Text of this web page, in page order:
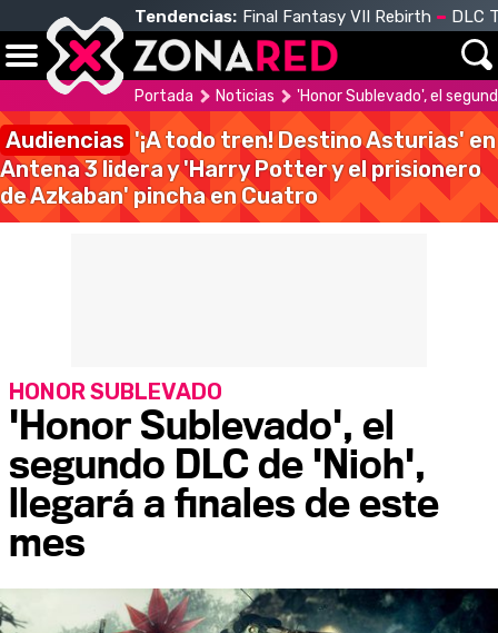
Tendencias: Final Fantasy VII Rebirth DLC
Portada Noticias 'Honor Sublevado', el
Audiencias '¡A todo tren! Destino Asturias' en
Antena 3 lidera y 'Harry Potter y el prisionero
de Azkaban' pincha en Cuatro
'Honor Sublevado', el
segundo DLC de 'Nioh',
llegará a finales de este
mes
HONOR SUBLEVADO